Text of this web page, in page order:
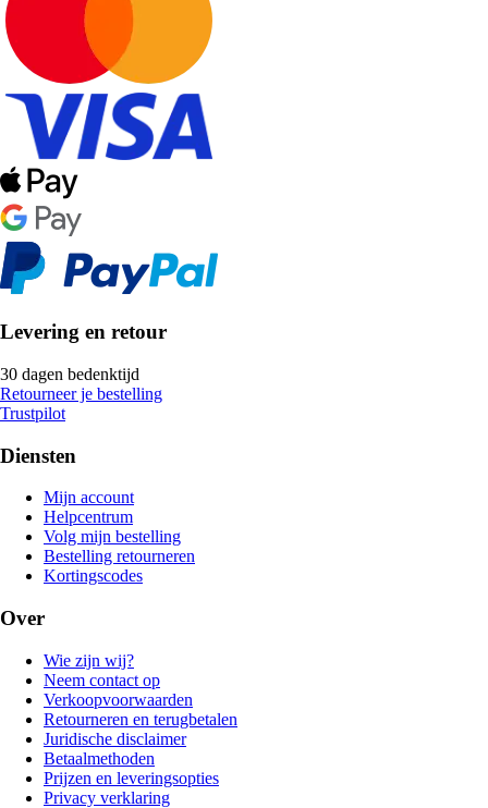
Levering en retour
30 dagen bedenktijd
Retourneer je bestelling
Trustpilot
Diensten
Mijn account
Helpcentrum
Volg mijn bestelling
Bestelling retourneren
Kortingscodes
Over
Wie zijn wij?
Neem contact op
Verkoopvoorwaarden
Retourneren en terugbetalen
Juridische disclaimer
Betaalmethoden
Prijzen en leveringsopties
Privacy verklaring